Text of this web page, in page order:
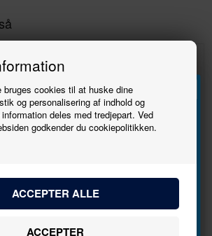
bruges cookies til at huske dine
og personalisering af indhold og
deles med tredjepart. Ved
godkender du cookiepolitikken.
buske
Siddende figurer, til hestevogn
Tilmeld
til at høre, når der kommer nye